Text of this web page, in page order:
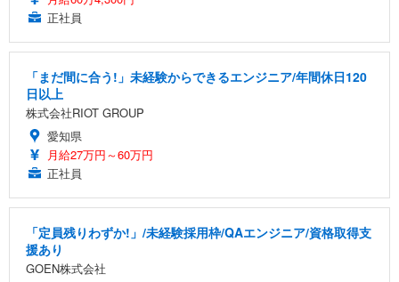
正社員
「まだ間に合う!」未経験からできるエンジニア/年間休日120
日以上
株式会社RIOT GROUP
愛知県
月給27万円～60万円
正社員
「定員残りわずか!」/未経験採用枠/QAエンジニア/資格取得支
援あり
GOEN株式会社